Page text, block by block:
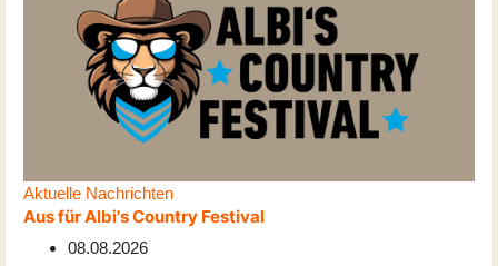
Aktuelle Nachrichten
Aus für Albi's Country Festival
08.08.2026